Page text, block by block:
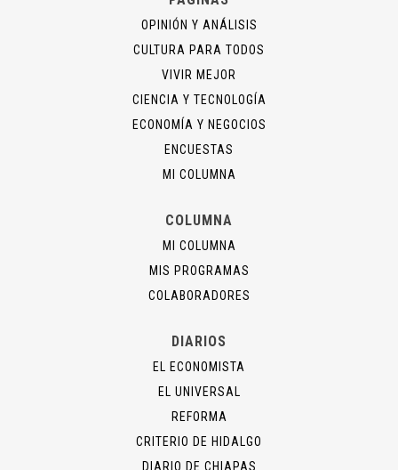
OPINIÓN Y ANÁLISIS
CULTURA PARA TODOS
VIVIR MEJOR
CIENCIA Y TECNOLOGÍA
ECONOMÍA Y NEGOCIOS
ENCUESTAS
MI COLUMNA
COLUMNA
MI COLUMNA
MIS PROGRAMAS
COLABORADORES
DIARIOS
EL ECONOMISTA
EL UNIVERSAL
REFORMA
CRITERIO DE HIDALGO
DIARIO DE CHIAPAS